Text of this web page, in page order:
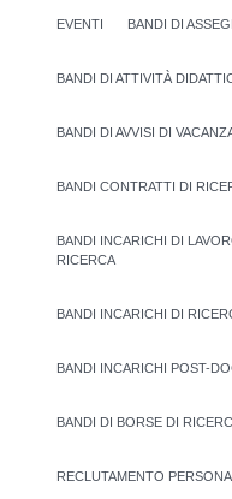
EVENTI BANDI DI
BANDI DI ATTIVITÀ
BANDI DI AVVISI DI
BANDI CONTRATTI DI
BANDI INCARICHI DI
RICERCA
BANDI INCARICHI DI
BANDI INCARICHI POST-
BANDI DI BORSE DI
RECLUTAMENTO